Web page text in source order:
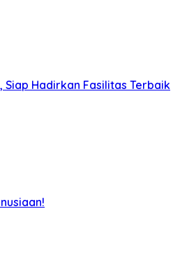
Siap Hadirkan Fasilitas Terbaik